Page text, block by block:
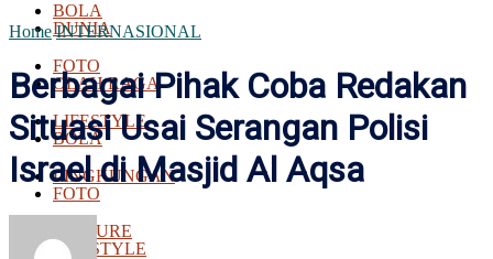
BOLA
FOTO
LIFESTYLE
LINGKUNGAN
FEATURE
DUNIA
OLAH RAGA
BOLA
FOTO
LIFESTYLE
Home INTERNASIONAL
Berbagai Pihak Coba Redakan
Situasi Usai Serangan Polisi
Israel di Masjid Al Aqsa